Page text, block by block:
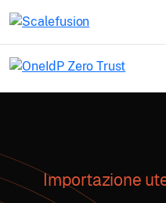
Importazione